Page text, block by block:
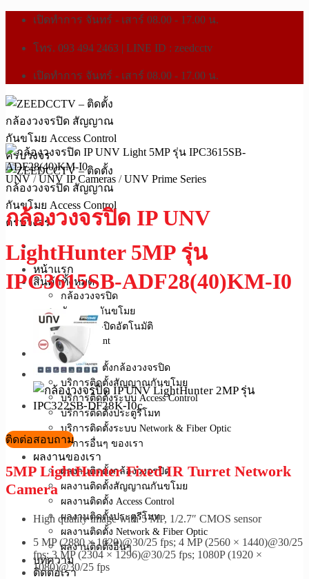
เปิดทำการ จันทร์ - เสาร์ 08.00 - 17.00 น.
โทร. 093 494 2463 | LINE ID : zeedcctv
เปิดทำการ จันทร์ - เสาร์ 08.00 - 17.00 น.
หน้าแรก
สินค้าทั้งหมด
กล้องวงจรปิด
สัญญาณกันขโมย
ระบบเปิด-ปิดอัตโนมัติ
Access Point
บริการของเรา
บริการติดตั้งกล้องวงจรปิด
บริการติดตั้งสัญญาณกันขโมย
บริการติดตั้งระบบ Access Control
บริการติดตั้งประตูรีโมท
บริการติดตั้งระบบ Network & Fiber Optic
บริการอื่นๆ ของเรา
ผลงานของเรา
ผลงานติดตั้งกล้องวงจรปิด
ผลงานติดตั้งสัญญาณกันขโมย
ผลงานติดตั้ง Access Control
ผลงานติดตั้งประตูรีโมท
ผลงานติดตั้ง Network & Fiber Optic
ผลงานติดตั้งอื่นๆ
บทความ
ติดต่อเรา
UNV / UNV IP Cameras / UNV Prime Series
กล้องวงจรปิด IP UNV
LightHunter 5MP รุ่น
IPC3615SB-ADF28(40)KM-I0
ติดต่อสอบถาม
5MP LightHunter Fixed IR Turret Network
Camera
High quality image with 5 MP, 1/2.7″ CMOS sensor
5 MP (2880 × 1620)@30/25 fps; 4 MP (2560 × 1440)@30/25
fps; 3 MP (2304 × 1296)@30/25 fps; 1080P (1920 ×
1080)@30/25 fps